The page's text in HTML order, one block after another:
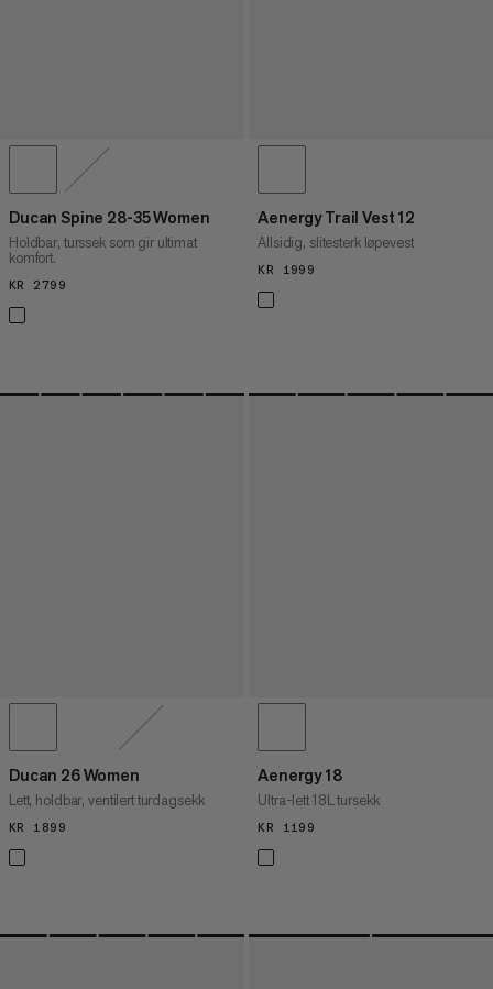
Ducan Spine 28-35 Women
Holdbar, turssek som gir ultimat
komfort.
KR 2799
Aenergy Trail Vest 12
Allsidig, slitesterk løpevest
KR 1999
Ducan 26 Women
Lett, holdbar, ventilert turdagsekk
KR 1899
Aenergy 18
Ultra-lett 18L tursekk
KR 1199